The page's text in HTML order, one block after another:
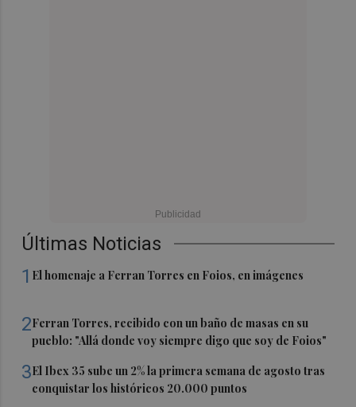
Últimas Noticias
1 El homenaje a Ferran Torres en Foios, en imágenes
2Ferran Torres, recibido con un baño de masas en su
pueblo: "Allá donde voy siempre digo que soy de Foios"
3El Ibex 35 sube un 2% la primera semana de agosto tras
conquistar los históricos 20.000 puntos